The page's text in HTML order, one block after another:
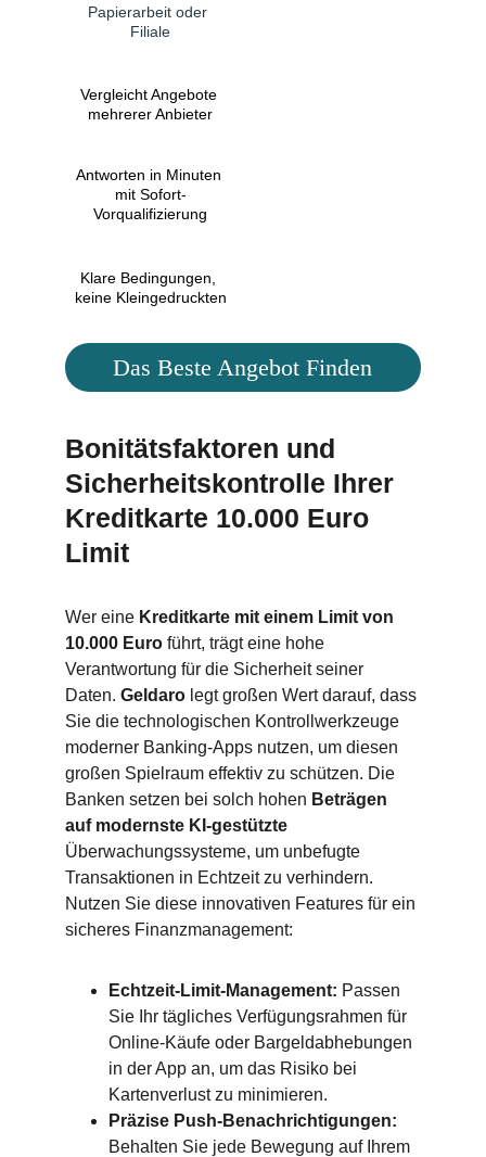
Papierarbeit oder
Filiale
Vergleicht Angebote
mehrerer Anbieter
Antworten in Minuten
mit Sofort-
Vorqualifizierung
Klare Bedingungen,
keine Kleingedruckten
Das Beste Angebot Finden
Bonitätsfaktoren und
Sicherheitskontrolle Ihrer
Kreditkarte 10.000 Euro
Limit
Wer eine Kreditkarte mit einem Limit von
10.000 Euro führt, trägt eine hohe
Verantwortung für die Sicherheit seiner
Daten. Geldaro legt großen Wert darauf, dass
Sie die technologischen Kontrollwerkzeuge
moderner Banking-Apps nutzen, um diesen
großen Spielraum effektiv zu schützen. Die
Banken setzen bei solch hohen Beträgen
auf modernste KI-gestützte
Überwachungssysteme, um unbefugte
Transaktionen in Echtzeit zu verhindern.
Nutzen Sie diese innovativen Features für ein
sicheres Finanzmanagement:
Echtzeit-Limit-Management: Passen
Sie Ihr tägliches Verfügungsrahmen für
Online-Käufe oder Bargeldabhebungen
in der App an, um das Risiko bei
Kartenverlust zu minimieren.
Präzise Push-Benachrichtigungen:
Behalten Sie jede Bewegung auf Ihrem